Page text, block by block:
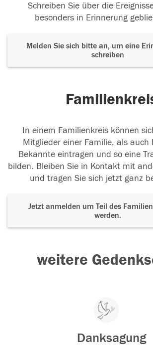
Schreiben Sie über die
besonders in Erinnerung
Melden Sie sich bitte an, um eine
schreiben
In einem Familienkreis können
Mitglieder einer Familie, als auch
Bekannte eintragen und so eine
bilden. Bleiben Sie in Kontakt mit
und tragen Sie sich jetzt ganz
Jetzt anmelden um Teil des
werden.
weitere
Danksagung